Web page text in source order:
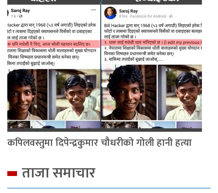
कपिलवस्तुमा दिपेन्द्रकुमार चौधरीको गोली हानी हत्या
ताजा समाचार